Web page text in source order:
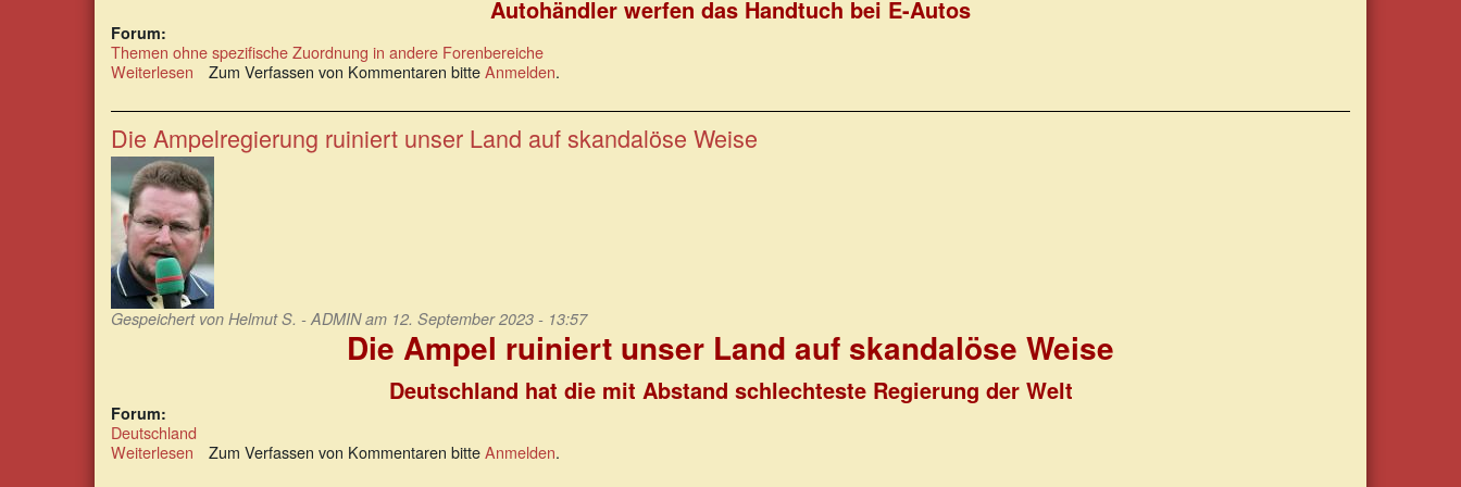
Autohändler werfen das Handtuch bei E-Autos
Forum:
Themen ohne spezifische Zuordnung in andere Forenbereiche
Weiterlesen über
Verkauf
von
Elektroautos
soll
erzwungen
werden
Zum Verfassen von Kommentaren bitteAnmelden.
Die Ampelregierung ruiniert unser Land auf skandalöse Weise
Gespeichert von Helmut S. - ADMINam 12. September 2023 - 13:57
Die Ampel ruiniert unser Land auf skandalöse Weise
Deutschland hat die mit Abstand schlechteste Regierung der Welt
Forum:
Deutschland
Weiterlesen über
Zum Verfassen von Kommentaren bitteAnmelden.